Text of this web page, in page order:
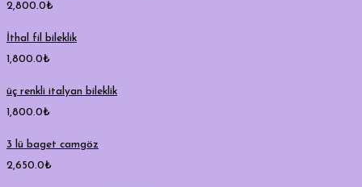
2,800.0₺
İthal fil bileklik
1,800.0₺
üç renkli italyan bileklik
1,800.0₺
3 lü baget camgöz
2,650.0₺